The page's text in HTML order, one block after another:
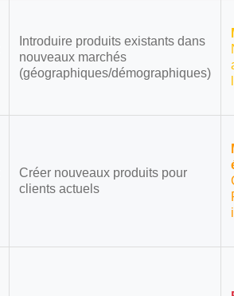
Introduire produits existants dans
nouveaux marchés
(géographiques/démographiques)
Créer nouveaux produits pour
clients actuels